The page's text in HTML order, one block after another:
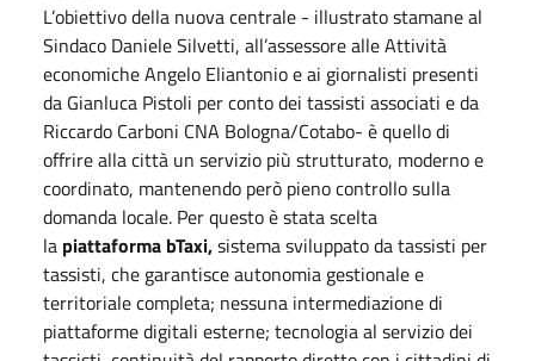
L’obiettivo della nuova centrale - illustrato stamane al
Sindaco Daniele Silvetti, all’assessore alle Attività
economiche Angelo Eliantonio e ai giornalisti presenti
da Gianluca Pistoli per conto dei tassisti associati e da
Riccardo Carboni CNA Bologna/Cotabo- è quello di
offrire alla città un servizio più strutturato, moderno e
coordinato, mantenendo però pieno controllo sulla
domanda locale. Per questo è stata scelta
la piattaforma bTaxi,sistema sviluppato da tassisti per
tassisti, che garantisce autonomia gestionale e
territoriale completa; nessuna intermediazione di
piattaforme digitali esterne; tecnologia al servizio dei